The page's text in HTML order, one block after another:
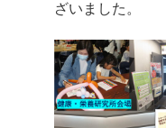
ざいました。